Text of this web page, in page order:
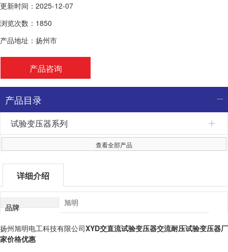
更新时间：2025-12-07
浏览次数：1850
产品地址：扬州市
产品咨询
产品目录
试验变压器系列
查看全部产品
详细介绍
品牌 旭明
扬州旭明电工科技有限公司XYD交直流试验变压器交流耐压试验变压器厂
家价格优惠